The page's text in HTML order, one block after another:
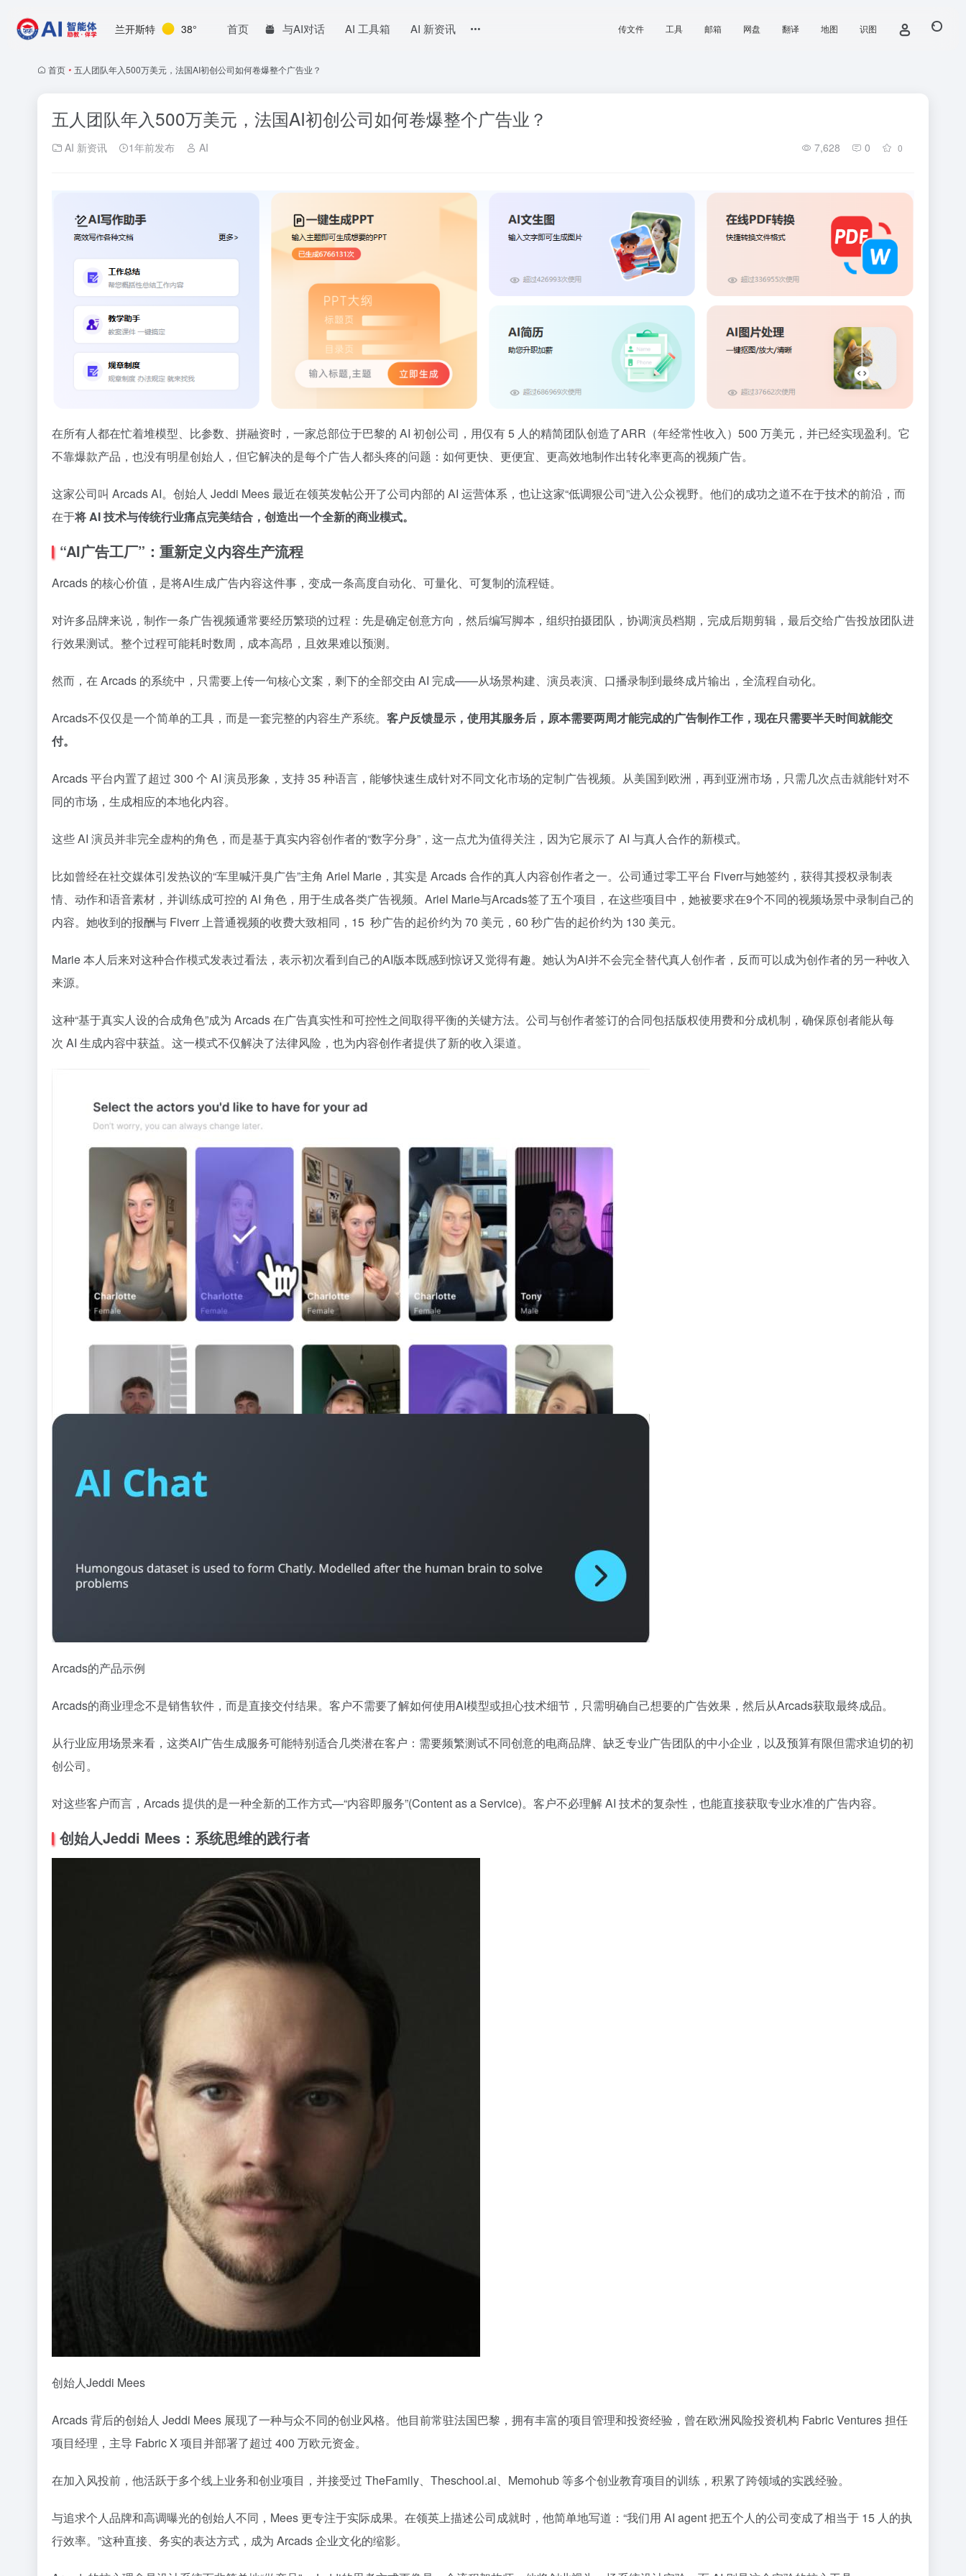
兰开斯特 38° 首页 与AI对话 AI 工具箱 AI 新资讯 传文件 工具 邮箱 网盘 翻译 地图 识图
首页 • 五人团队年入500万美元，法国AI初创公司如何卷爆整个广告业？
五人团队年入500万美元，法国AI初创公司如何卷爆整个广告业？
AI 新资讯 1年前发布 AI 7,628 0 0
在所有人都在忙着堆模型、比参数、拼融资时，一家总部位于巴黎的 AI 初创公司，用仅有 5 人的精简团队创造了ARR（年经常性收入）500 万美元，并已经实现盈利。它
不靠爆款产品，也没有明星创始人，但它解决的是每个广告人都头疼的问题：如何更快、更便宜、更高效地制作出转化率更高的视频广告。
这家公司叫 Arcads AI。创始人 Jeddi Mees 最近在领英发帖公开了公司内部的 AI 运营体系，也让这家“低调狠公司”进入公众视野。他们的成功之道不在于技术的前沿，而
在于将 AI 技术与传统行业痛点完美结合，创造出一个全新的商业模式。
“AI广告工厂”：重新定义内容生产流程
Arcads 的核心价值，是将AI生成广告内容这件事，变成一条高度自动化、可量化、可复制的流程链。
对许多品牌来说，制作一条广告视频通常要经历繁琐的过程：先是确定创意方向，然后编写脚本，组织拍摄团队，协调演员档期，完成后期剪辑，最后交给广告投放团队进
行效果测试。整个过程可能耗时数周，成本高昂，且效果难以预测。
然而，在 Arcads 的系统中，只需要上传一句核心文案，剩下的全部交由 AI 完成——从场景构建、演员表演、口播录制到最终成片输出，全流程自动化。
Arcads不仅仅是一个简单的工具，而是一套完整的内容生产系统。 客户反馈显示，使用其服务后，原本需要两周才能完成的广告制作工作，现在只需要半天时间就能交
付。
Arcads 平台内置了超过 300 个 AI 演员形象，支持 35 种语言，能够快速生成针对不同文化市场的定制广告视频。从美国到欧洲，再到亚洲市场，只需几次点击就能针对不
同的市场，生成相应的本地化内容。
这些 AI 演员并非完全虚构的角色，而是基于真实内容创作者的“数字分身”，这一点尤为值得关注，因为它展示了 AI 与真人合作的新模式。
比如曾经在社交媒体引发热议的“车里喊汗臭广告”主角 Ariel Marie，其实是 Arcads 合作的真人内容创作者之一。公司通过零工平台 Fiverr与她签约，获得其授权录制表
情、动作和语音素材，并训练成可控的 AI 角色，用于生成各类广告视频。Ariel Marie与Arcads签了五个项目，在这些项目中，她被要求在9个不同的视频场景中录制自己的
内容。她收到的报酬与 Fiverr 上普通视频的收费大致相同，15 秒广告的起价约为 70 美元，60 秒广告的起价约为 130 美元。
Marie 本人后来对这种合作模式发表过看法，表示初次看到自己的AI版本既感到惊讶又觉得有趣。她认为AI并不会完全替代真人创作者，反而可以成为创作者的另一种收入
来源。
这种“基于真实人设的合成角色”成为 Arcads 在广告真实性和可控性之间取得平衡的关键方法。公司与创作者签订的合同包括版权使用费和分成机制，确保原创者能从每
次 AI 生成内容中获益。这一模式不仅解决了法律风险，也为内容创作者提供了新的收入渠道。
Arcads的产品示例
Arcads的商业理念不是销售软件，而是直接交付结果。客户不需要了解如何使用AI模型或担心技术细节，只需明确自己想要的广告效果，然后从Arcads获取最终成品。
从行业应用场景来看，这类AI广告生成服务可能特别适合几类潜在客户：需要频繁测试不同创意的电商品牌、缺乏专业广告团队的中小企业，以及预算有限但需求迫切的初
创公司。
对这些客户而言，Arcads 提供的是一种全新的工作方式—“内容即服务”(Content as a Service)。客户不必理解 AI 技术的复杂性，也能直接获取专业水准的广告内容。
创始人Jeddi Mees：系统思维的践行者
创始人Jeddi Mees
Arcads 背后的创始人 Jeddi Mees 展现了一种与众不同的创业风格。他目前常驻法国巴黎，拥有丰富的项目管理和投资经验，曾在欧洲风险投资机构 Fabric Ventures 担任
项目经理，主导 Fabric X 项目并部署了超过 400 万欧元资金。
在加入风投前，他活跃于多个线上业务和创业项目，并接受过 TheFamily、Theschool.ai、Memohub 等多个创业教育项目的训练，积累了跨领域的实践经验。
与追求个人品牌和高调曝光的创始人不同，Mees 更专注于实际成果。在领英上描述公司成就时，他简单地写道：“我们用 AI agent 把五个人的公司变成了相当于 15 人的执
行效率。”这种直接、务实的表达方式，成为 Arcads 企业文化的缩影。